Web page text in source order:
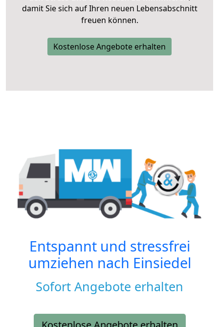
damit Sie sich auf Ihren neuen Lebensabschnitt
freuen können.
Kostenlose Angebote erhalten
Entspannt und stressfrei
umziehen nach Einsiedel
Sofort Angebote erhalten